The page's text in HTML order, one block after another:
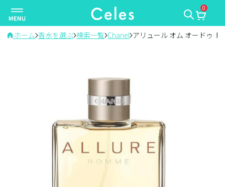
ナ
ビ
ゲ
0
ホーム 香水を選ぶ 検索一覧 Chanel アリュール オム オードゥ ト